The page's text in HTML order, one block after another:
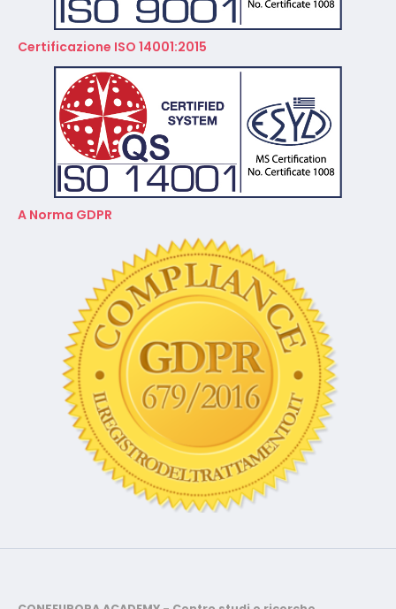
Certificazione ISO 14001:2015
A Norma GDPR